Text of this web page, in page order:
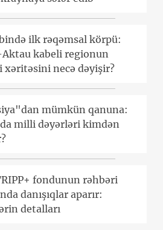
ilk rəqəmsal körpü:
Aktau kabeli regionun
xəritəsini necə dəyişir?
mümkün qanuna:
milli dəyərləri kimdən
fondunun rəhbəri
danışıqlar aparır:
detalları